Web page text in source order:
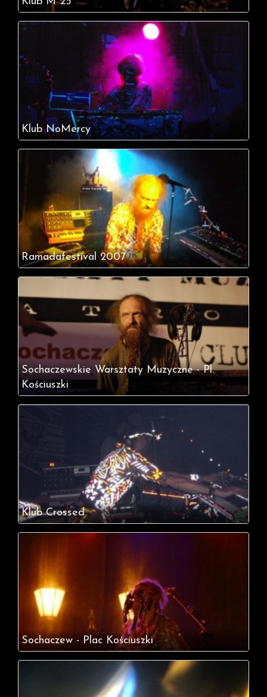
Klub NoMercy
Ramadafestival 2007
Sochaczewskie Warsztaty Muzyczne - Pl.
Kościuszki
Klub Crossed
Sochaczew - Plac Kościuszki